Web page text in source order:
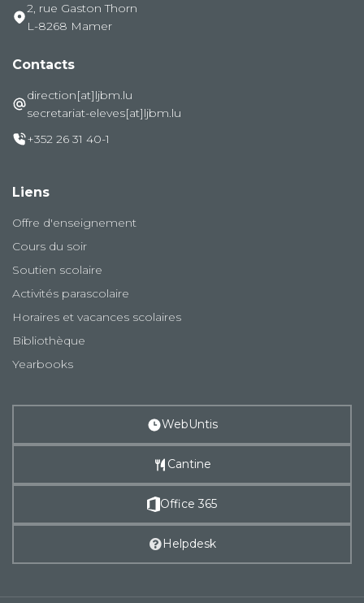
2, rue Gaston Thorn
L-8268 Mamer
Contacts
direction[at]ljbm.lu
secretariat-eleves[at]ljbm.lu
+352 26 31 40-1
Liens
Offre d'enseignement
Cours du soir
Soutien scolaire
Activités parascolaire
Horaires et vacances scolaires
Bibliothèque
Yearbooks
WebUntis
Cantine
Office 365
Helpdesk